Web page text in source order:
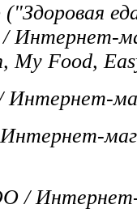
("Здоровая
/Интернет-
My Food,
/